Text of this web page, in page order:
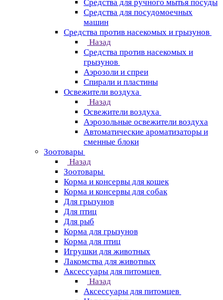
Средства для ручного мытья посуды
Средства для посудомоечных
машин
Средства против насекомых и грызунов
Назад
Средства против насекомых и
грызунов
Аэрозоли и спреи
Спирали и пластины
Освежители воздуха
Назад
Освежители воздуха
Аэрозольные освежители воздуха
Автоматические ароматизаторы и
сменные блоки
Зоотовары
Назад
Зоотовары
Корма и консервы для кошек
Корма и консервы для собак
Для грызунов
Для птиц
Для рыб
Корма для грызунов
Корма для птиц
Игрушки для животных
Лакомства для животных
Аксессуары для питомцев
Назад
Аксессуары для питомцев